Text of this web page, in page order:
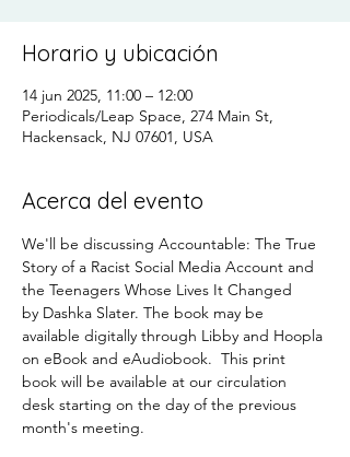
Horario y ubicación
14 jun 2025, 11:00 – 12:00
Periodicals/Leap Space, 274 Main St,
Hackensack, NJ 07601, USA
Acerca del evento
We'll be discussing Accountable: The True
Story of a Racist Social Media Account and
the Teenagers Whose Lives It Changed
by Dashka Slater. The book may be
available digitally through Libby and Hoopla
on eBook and eAudiobook.  This print
book will be available at our circulation
desk starting on the day of the previous
month's meeting.